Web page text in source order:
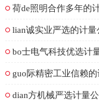
荷de照明合作多年的
lian诚实业严选的计量
bo士电气科技优选计
guo际精密工业信赖
dian方机械严选计量